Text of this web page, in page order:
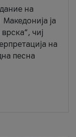
на
ја
чиј
на
песна